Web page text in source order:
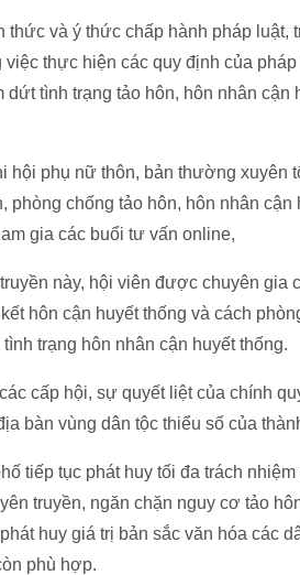
thức và ý thức chấp hành pháp luật,
việc thực hiện các quy định của
dứt tình trạng tảo hôn, hôn nhân cận
hội phụ nữ thôn, bản thường xuyên
phòng chống tảo hôn, hôn nhân
gia các buổi tư vấn online,
này, hội viên được chuyên gia
hôn cận huyết thống và cách
trạng hôn nhân cận huyết thống.
cấp hội, sự quyết liệt của chính
bàn vùng dân tộc thiểu số của
tiếp tục phát huy tối đa trách
truyền, ngăn chặn nguy cơ tảo
huy giá trị bản sắc văn hóa các
phù hợp.